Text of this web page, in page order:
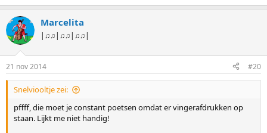
Marcelita
|♫♫|♫♫|♫♫|
21 nov 2014 #20
Snelviooltje zei:
pffff, die moet je constant poetsen omdat er vingerafdrukken op
staan. Lijkt me niet handig!